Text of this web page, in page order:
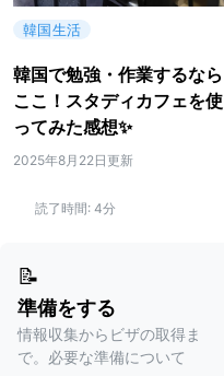
韓国生活
韓国で勉強・作業するなら
ここ！スタディカフェを使
ってみた感想✨
2025年8月22日更新
読了時間: 4分
📝
準備をする
情報収集からビザの取得ま
で。必要な準備について